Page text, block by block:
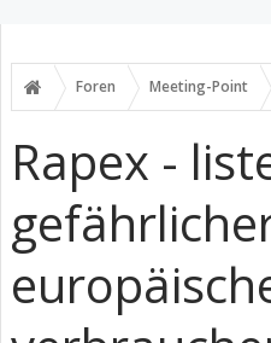
Foren Meeting-Point
Rapex -